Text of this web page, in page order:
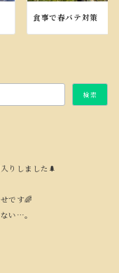
食事で春バテ対策
検索
りしました🌲
です🌈
い…。